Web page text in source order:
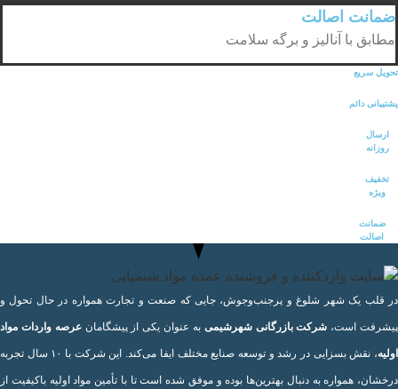
ضمانت اصالت
مطابق با آنالیز و برگه سلامت
تحویل سریع
پشتیبانی دائم
ارسال
روزانه
تخفیف
ویژه
ضمانت
اصالت
در قلب یک شهر شلوغ و پرجنب‌وجوش، جایی که صنعت و تجارت همواره در حال تحول و
پیشرفت است، شرکت بازرگانی شهرشیمی به عنوان یکی از پیشگامانعرصه واردات مواد
اولیه ، نقش بسزایی در رشد و توسعه صنایع مختلف ایفا می‌کند. این شرکت با ۱۰ سال تجربه
درخشان، همواره به دنبال بهترین‌ها بوده و موفق شده است تا با تأمین مواد اولیه باکیفیت از